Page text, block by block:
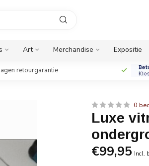
Art Merchandise Expositie
retourgarantie
0
Luxe
€99,95 Incl.